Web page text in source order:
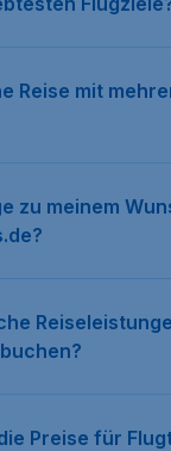
Reise mit
zu meinem
Preise für